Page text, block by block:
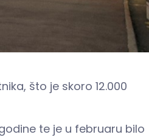
što je skoro 12.000
te je u februaru bilo